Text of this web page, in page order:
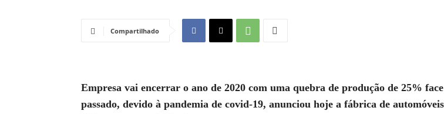
Compartilhado
Empresa vai encerrar o ano de 2020 com uma quebra de produção de 25%
passado, devido à pandemia de covid-19, anunciou hoje a fábrica de